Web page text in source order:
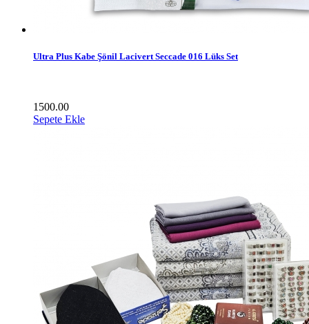
Ultra Plus Kabe Şönil Lacivert Seccade 016 Lüks Set
1500.00
Sepete Ekle